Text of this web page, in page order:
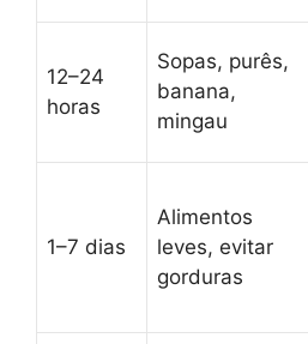
12–24
horas
Sopas, purês,
banana,
mingau
1–7 dias
Alimentos
leves, evitar
gorduras